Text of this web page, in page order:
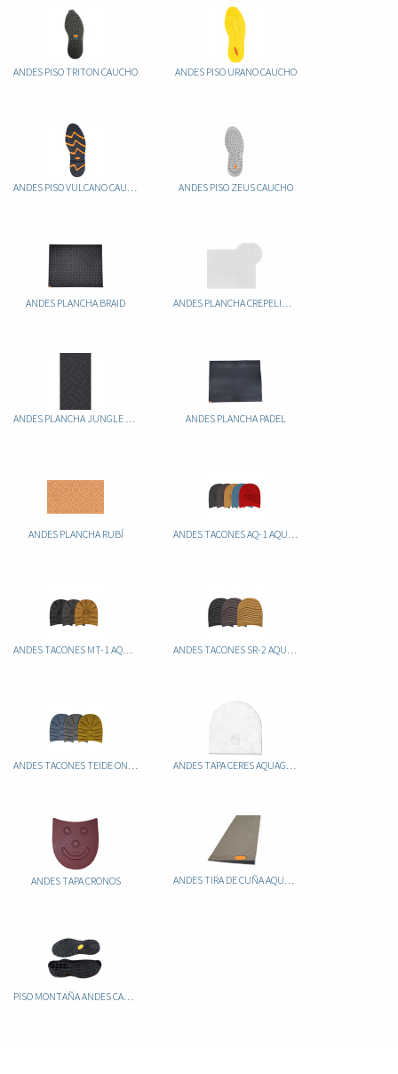
ANDES PISO TRITON CAUCHO ANDES PISO URANO CAUCHO
ANDES PISO VULCANO CAUCHO ANDES PISO ZEUS CAUCHO
ANDES PLANCHA BRAID ANDES PLANCHA CREPELINA TOLEDO
ANDES PLANCHA JUNGLE 6MM ANDES PLANCHA PADEL
ANDES PLANCHA RUBÍ ANDES TACONES AQ-1 AQUAGRIP
ANDES TACONES MT-1 AQUAGRIP ANDES TACONES SR-2 AQUAGRIP
ANDES TACONES TEIDE ONEGRIP ANDES TAPA CERES AQUAGRIP
ANDES TAPA CRONOS
PISO MONTAÑA ANDES CAUCHO